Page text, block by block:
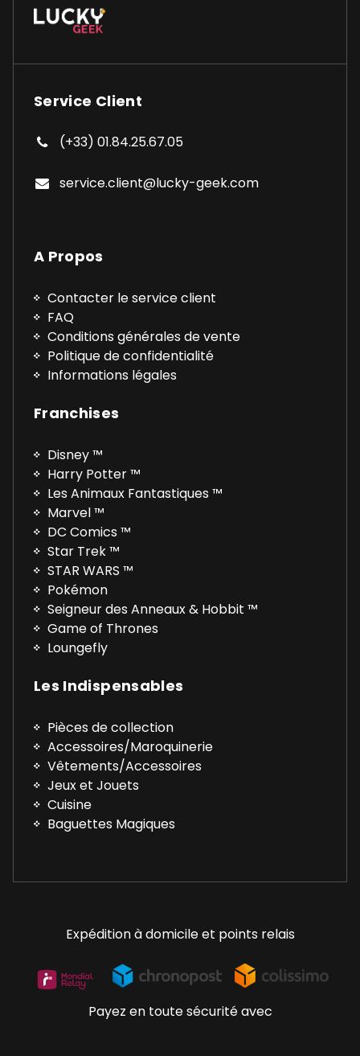
Service Client
(+33) 01.84.25.67.05
service.client@lucky-geek.com
A Propos
Contacter le service client
FAQ
Conditions générales de vente
Politique de confidentialité
Informations légales
Franchises
Disney ™
Harry Potter ™
Les Animaux Fantastiques ™
Marvel ™
DC Comics ™
Star Trek ™
STAR WARS ™
Pokémon
Seigneur des Anneaux & Hobbit ™
Game of Thrones
Loungefly
Les Indispensables
Pièces de collection
Accessoires/Maroquinerie
Vêtements/Accessoires
Jeux et Jouets
Cuisine
Baguettes Magiques
Expédition à domicile et points relais
Payez en toute sécurité avec